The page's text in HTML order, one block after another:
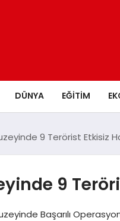
DÜNYA EĞITIM
9 Terörist Etkisiz
9
Başarılı